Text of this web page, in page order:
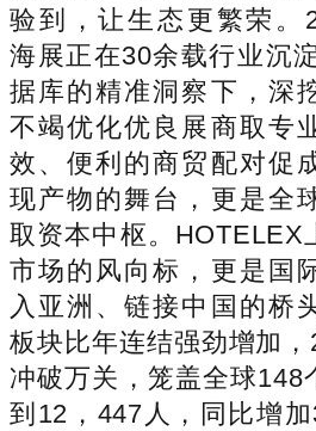
验到，让生态更繁荣。
海展正在30余载行业沉
据库的精准洞察下，深
不竭优化优良展商取专
效、便利的商贸配对促
现产物的舞台，更是全
取资本中枢。HOTELEX
市场的风向标，更是国
入亚洲、链接中国的桥
板块比年连结强劲增加
冲破万关，笼盖全球148
到12，447人，同比增